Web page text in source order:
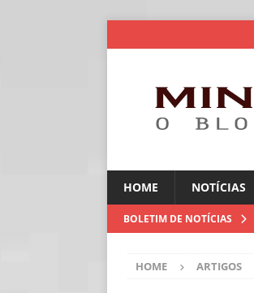
HOME NOTÍCIAS
BOLETIM DE NOTÍCIAS
HOME ARTIGOS